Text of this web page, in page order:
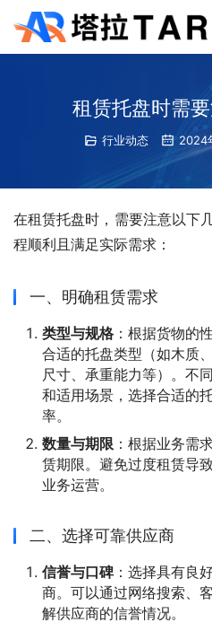
租赁托盘时需
行业动态 2024
在租赁托盘时，需要注意以下
程顺利且满足实际需求：
一、明确租赁需求
类型与规格 ：根据货物的
合适的托盘类型（如木质
尺寸、承重能力等）。不
和适用场景，选择合适的
率。
数量与期限 ：根据业务需
赁期限。避免过度租赁导
业务运营。
二、选择可靠供应商
信誉与口碑：选择具有良
商。可以通过网络搜索、
解供应商的信誉情况。